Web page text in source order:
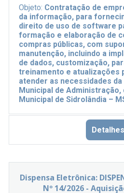
Objeto: Contratação de
da informação, para
direito de uso de software
formação e elaboração de
compras públicas, com
manutenção, incluindo a
de dados, customização,
treinamento e atualizações
atender as necessidades
Municipal de
Municipal de Sidrolândia –
Detalhes
Dispensa Eletrônica:
Nº 14/2026 -